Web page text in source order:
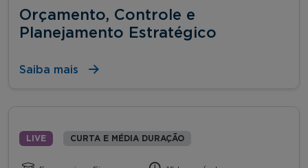
Orçamento, Controle e
Planejamento Estratégico
Saiba mais
LIVE CURTA E MÉDIA DURAÇÃO